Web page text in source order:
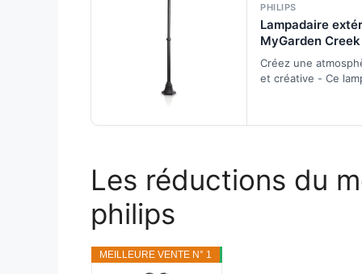
PHILIPS
Lampadaire
MyGarden
(nécessite 3
de 60 W) - Noir
Créez une
et créative - Ce
Les réductions du
philips
PROMO
MEILLEURE VENTE N° 1